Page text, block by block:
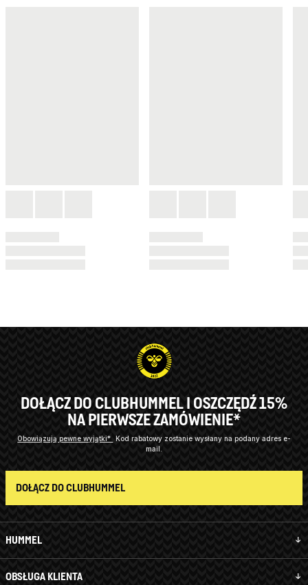
HUMMEL
OBSŁUGA KLIENTA
DOŁĄCZ DO CLUBHUMMEL I OSZCZĘDŹ 15%
NA PIERWSZE ZAMÓWIENIE*
Obowiązują pewne wyjątki* Kod rabatowy zostanie wysłany na podany adres e-
mail.
DOŁĄCZ DO CLUBHUMMEL